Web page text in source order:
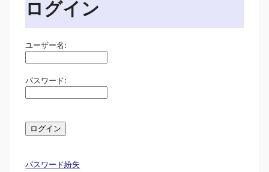
ログイン
ユーザー名:
パスワード:
パスワード紛失